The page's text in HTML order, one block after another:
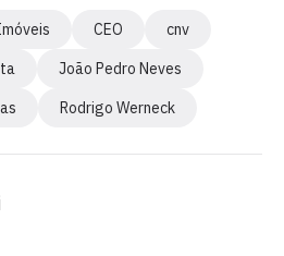
CEO
cnv
João Pedro Neves
Rodrigo Werneck